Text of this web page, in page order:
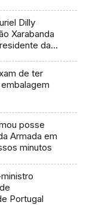
Dilly
Xarabanda
da
de ter
posse
Armada em
minutos
Portugal